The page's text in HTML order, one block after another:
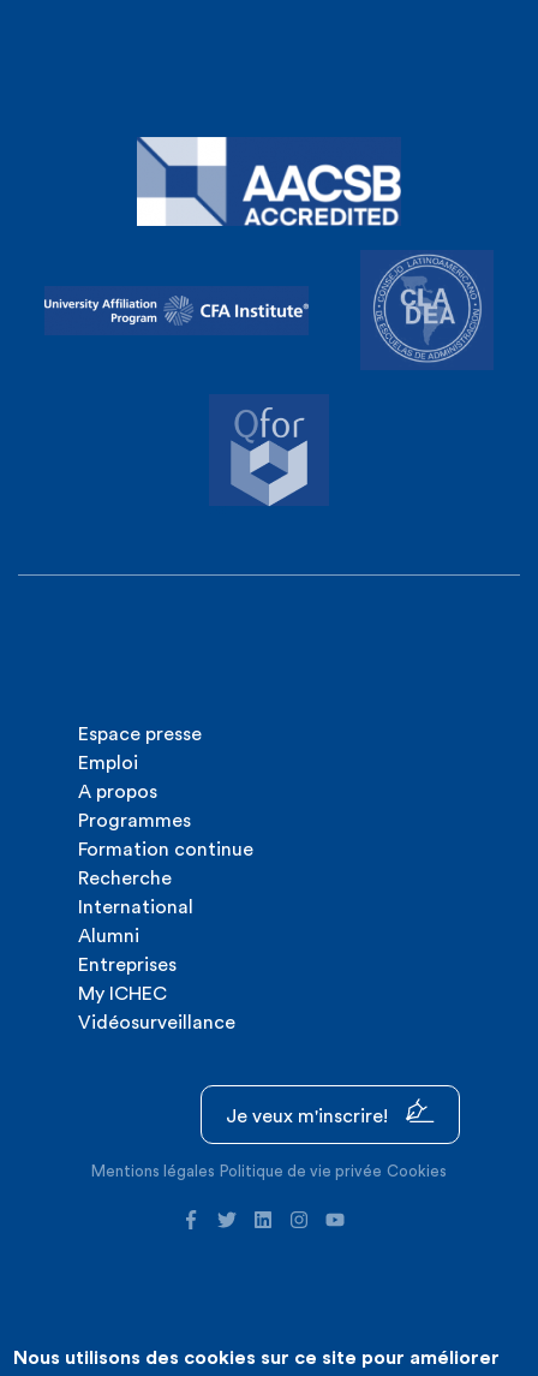
Espace presse
Emploi
A propos
Programmes
Formation continue
Recherche
International
Alumni
Entreprises
My ICHEC
Vidéosurveillance
Je veux m'inscrire!
Mentions légales Politique de vie privée Cookies
©2026 ICHEC |Création de site internet : Expansion
Nous utilisons des cookies sur ce site pour améliorer